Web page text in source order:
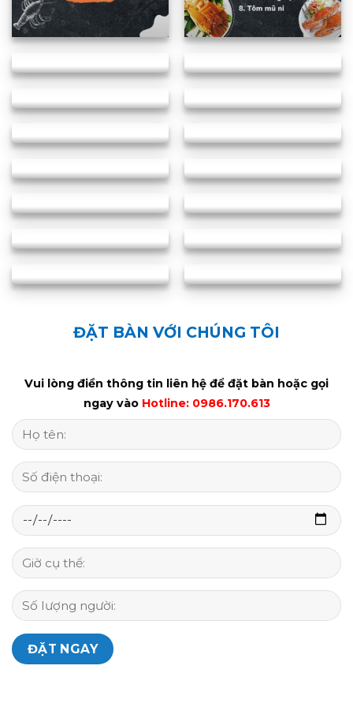
ĐẶT BÀN VỚI CHÚNG TÔI
Vui lòng điền thông tin liên hệ để đặt bàn hoặc gọi
ngay vào Hotline: 0986.170.613